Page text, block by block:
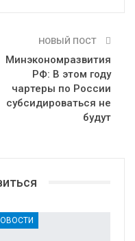
НОВЫЙ ПОСТ
Минэкономразвития
РФ: В этом году
чартеры по России
субсидироваться не
будут